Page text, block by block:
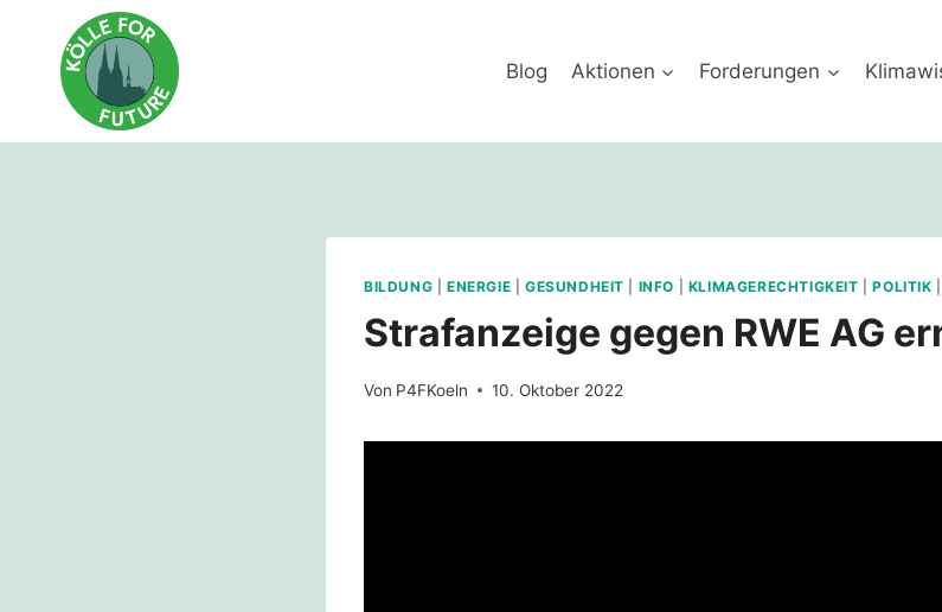
springen
Blog Aktionen Forderungen
BILDUNG ENERGIE GESUNDHEIT INFO KLIMAGERECHTIGKEIT |POLITIK
Strafanzeige gegen RWE AG
Von P4FKoeln 10. Oktober 2022